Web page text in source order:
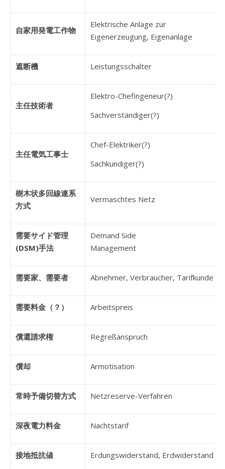
自家用発電工作物
Elektrische Anlage zur
Eigenerzeugung, Eigenanlage
遮断機 Leistungsschalter
主任技術者
Elektro-Chefingeneur(?)
Sachverständiger(?)
主任電気工事士
Chef-Elektriker(?)
Sachkundiger(?)
樹木状多回線連系
方式
Vermaschtes Netz
需要サイド管理
(DSM)手法
Demand Side
Management
需要家、需要者 Abnehmer, Verbraucher, Tarifkunde
需要料金（？） Arbeitspreis
償還請求権 Regreßanspruch
償却 Armotisation
常時予備切替方式 Netzreserve-Verfahren
深夜電力料金 Nachtstarif
接地抵抗値 Erdungswiderstand, Erdwiderstand